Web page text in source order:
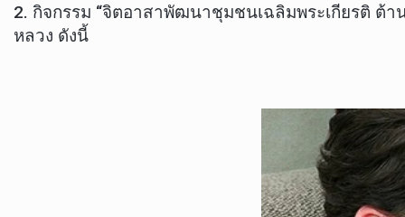
2. กิจกรรม “จิตอาสาพัฒนาชุมชนเฉลิมพระเกียรติ ต้
หลวง ดังนี้